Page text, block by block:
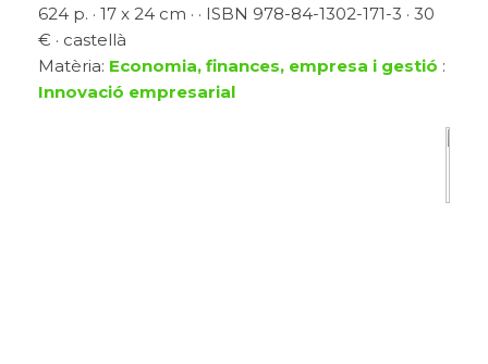
624 p. · 17 x 24 cm · · ISBN 978-84-1302-171-3 · 30
€ · castellà
Matèria: Economia, finances, empresa i gestió :
Innovació empresarial